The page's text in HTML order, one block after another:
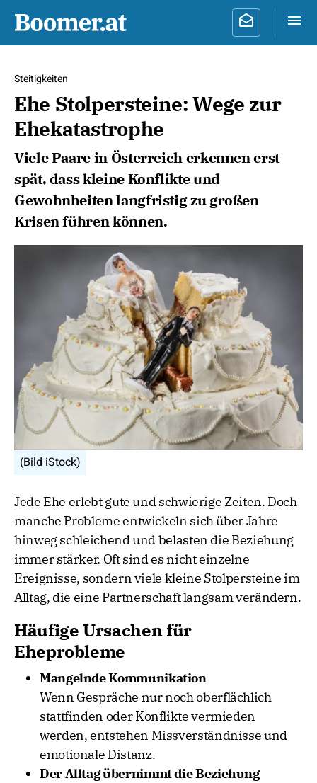
Steitigkeiten
Ehe Stolpersteine: Wege zur
Ehekatastrophe
Viele Paare in Österreich erkennen erst
spät, dass kleine Konflikte und
Gewohnheiten langfristig zu großen
Krisen führen können.
(Bild iStock)
Jede Ehe erlebt gute und schwierige Zeiten. Doch
manche Probleme entwickeln sich über Jahre
hinweg schleichend und belasten die Beziehung
immer stärker. Oft sind es nicht einzelne
Ereignisse, sondern viele kleine Stolpersteine im
Alltag, die eine Partnerschaft langsam verändern.
Häufige Ursachen für
Eheprobleme
Mangelnde Kommunikation
Wenn Gespräche nur noch oberflächlich
stattfinden oder Konflikte vermieden
werden, entstehen Missverständnisse und
emotionale Distanz.
Der Alltag übernimmt die Beziehung